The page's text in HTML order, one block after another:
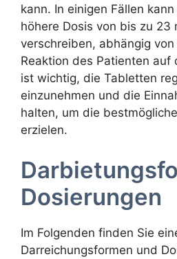
kann. In einigen Fällen
höhere Dosis von bis zu 23
verschreiben, abhängig
Reaktion des Patienten auf
ist wichtig, die Tabletten
einzunehmen und die
halten, um die
erzielen.
Dosierungen
Im Folgenden finden Sie
Darreichungsformen und